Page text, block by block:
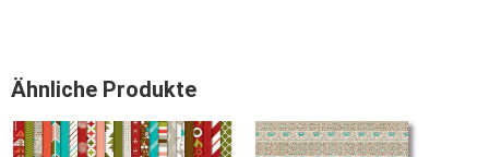
Ähnliche Produkte